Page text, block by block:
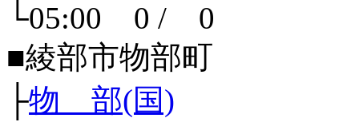
└05:00 0 / 0
■綾部市物部町
├物 部(国)